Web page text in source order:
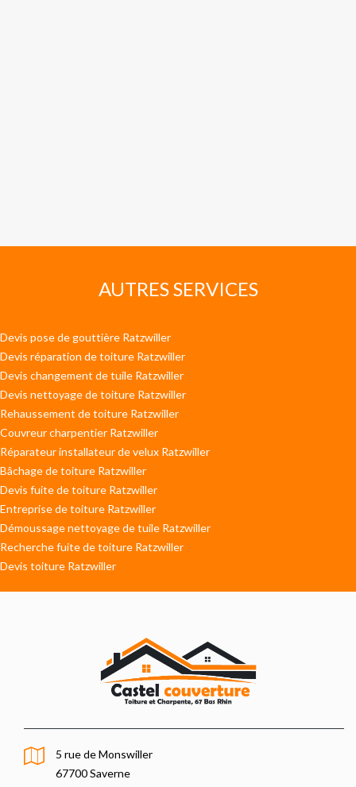
AUTRES SERVICES
Devis pose de gouttière Ratzwiller
Devis réparation de toiture Ratzwiller
Devis changement de tuile Ratzwiller
Devis nettoyage de toiture Ratzwiller
Rehaussement de toiture Ratzwiller
Couvreur charpentier Ratzwiller
Réparateur installateur de velux Ratzwiller
Bâchage de toiture Ratzwiller
Devis fuite de toiture Ratzwiller
Entreprise de toiture Ratzwiller
Démoussage nettoyage de tuile Ratzwiller
Recherche fuite de toiture Ratzwiller
Devis toiture Ratzwiller
5 rue de Monswiller
67700 Saverne